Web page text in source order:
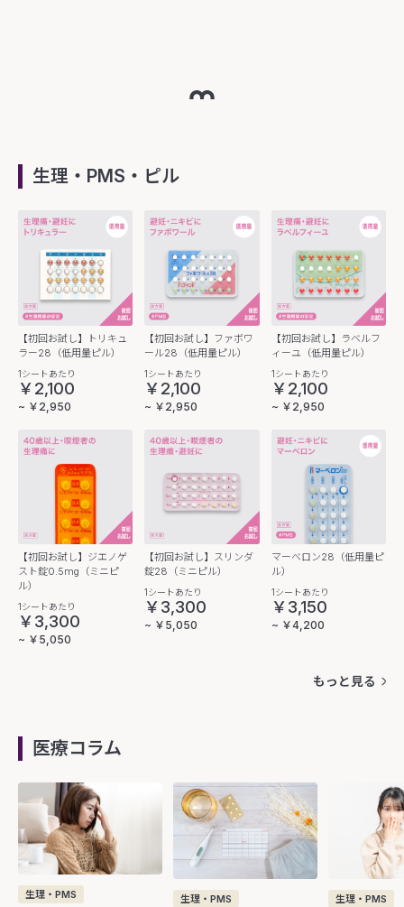
生理・PMS・ピル
【初回お試し】トリキュ
ラー28（低用量ピル）
1シートあたり
￥2,100
~ ￥2,950
【初回お試し】ファボワ
ール28（低用量ピル）
1シートあたり
￥2,100
~ ￥2,950
【初回お試し】ラベルフ
ィーユ（低用量ピル）
1シートあたり
￥2,100
~ ￥2,950
【初回お試し】ジエノゲ
スト錠0.5mg（ミニピ
ル）
1シートあたり
￥3,300
~ ￥5,050
【初回お試し】スリンダ
錠28（ミニピル）
1シートあたり
￥3,300
~ ￥5,050
マーベロン28（低用量ピ
ル）
1シートあたり
￥3,150
~ ￥4,200
もっと見る
医療コラム
生理・PMS 生理・PMS 生理・PMS